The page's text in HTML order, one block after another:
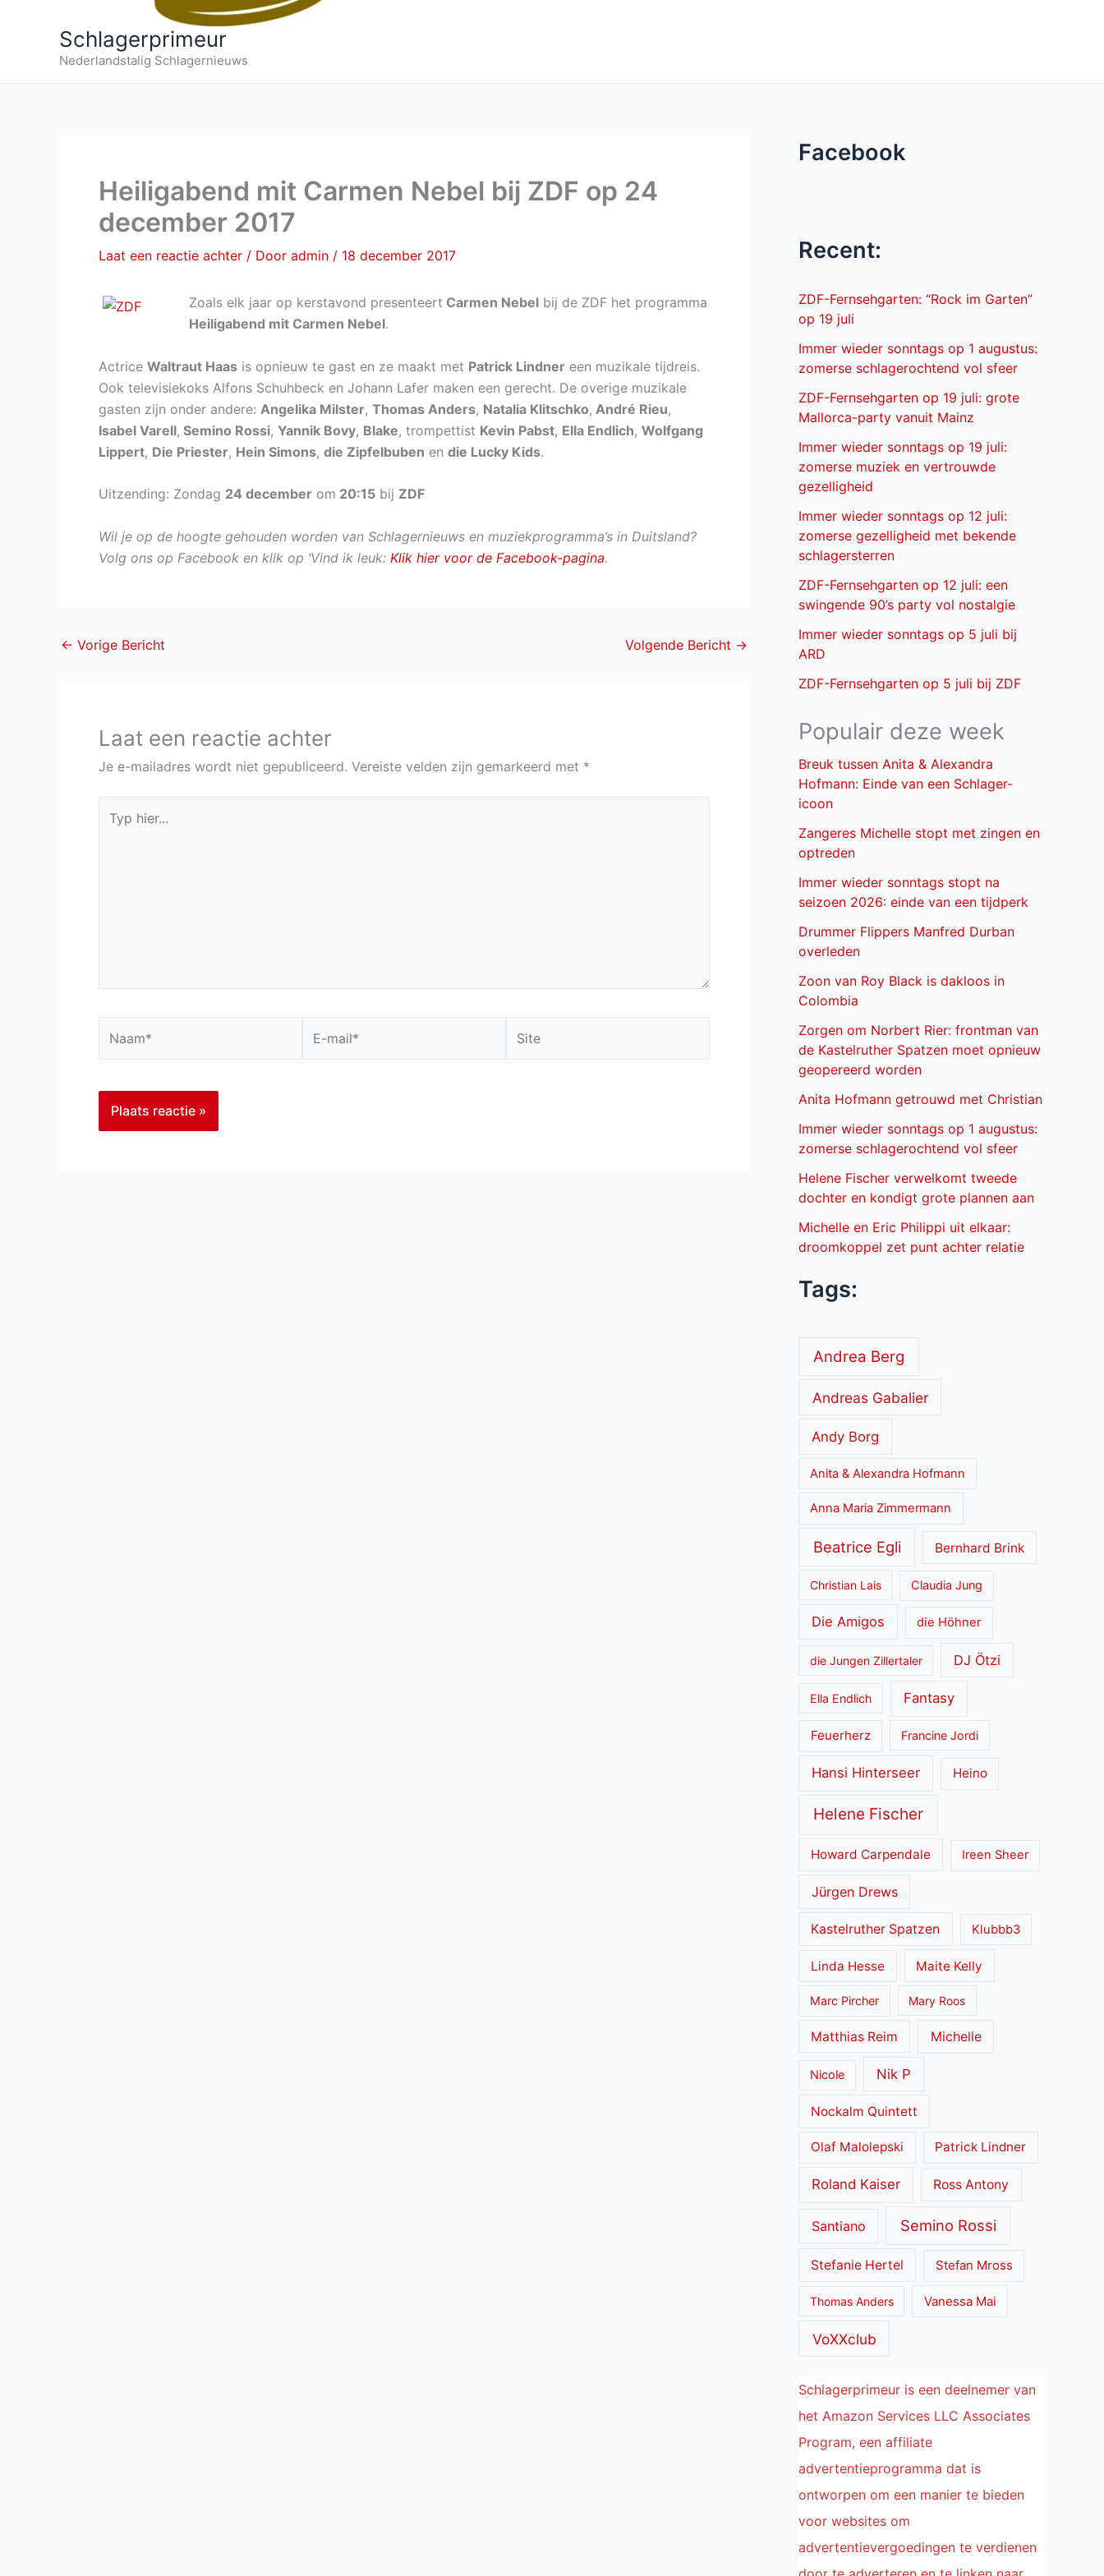
Schlagerprimeur
Nederlandstalig Schlagernieuws
Heiligabend mit Carmen Nebel bij ZDF op 24
december 2017
Laat een reactie achter / Door admin / 18 december 2017
Zoals elk jaar op kerstavond presenteert Carmen Nebel bij de ZDF het programma
Heiligabend mit Carmen Nebel.
Actrice Waltraut Haas is opnieuw te gast en ze maakt met Patrick Lindner een muzikale tijdreis.
Ook televisiekoks Alfons Schuhbeck en Johann Lafer maken een gerecht. De overige muzikale
gasten zijn onder andere: Angelika Milster, Thomas Anders, Natalia Klitschko, André Rieu,
Isabel Varell, Semino Rossi, Yannik Bovy, Blake, trompettist Kevin Pabst, Ella Endlich, Wolfgang
Lippert, Die Priester, Hein Simons, die Zipfelbuben en die Lucky Kids.
Uitzending: Zondag 24 december om 20:15 bij ZDF
Wil je op de hoogte gehouden worden van Schlagernieuws en muziekprogramma’s in Duitsland?
Volg ons op Facebook en klik op ‘Vind ik leuk: Klik hier voor de Facebook-pagina.
← Vorige Bericht Volgende Bericht →
Laat een reactie achter
Je e-mailadres wordt niet gepubliceerd. Vereiste velden zijn gemarkeerd met *
hier...
mail*
Facebook
Recent:
ZDF-Fernsehgarten: “Rock im Garten”
op 19 juli
Immer wieder sonntags op 1 augustus:
zomerse schlagerochtend vol sfeer
ZDF-Fernsehgarten op 19 juli: grote
Mallorca-party vanuit Mainz
Immer wieder sonntags op 19 juli:
zomerse muziek en vertrouwde
gezelligheid
Immer wieder sonntags op 12 juli:
zomerse gezelligheid met bekende
schlagersterren
ZDF-Fernsehgarten op 12 juli: een
swingende 90’s party vol nostalgie
Immer wieder sonntags op 5 juli bij
ARD
ZDF-Fernsehgarten op 5 juli bij ZDF
Populair deze week
Breuk tussen Anita & Alexandra
Hofmann: Einde van een Schlager-
icoon
Zangeres Michelle stopt met zingen en
optreden
Immer wieder sonntags stopt na
seizoen 2026: einde van een tijdperk
Drummer Flippers Manfred Durban
overleden
Zoon van Roy Black is dakloos in
Colombia
Zorgen om Norbert Rier: frontman van
de Kastelruther Spatzen moet opnieuw
geopereerd worden
Anita Hofmann getrouwd met Christian
Immer wieder sonntags op 1 augustus:
zomerse schlagerochtend vol sfeer
Helene Fischer verwelkomt tweede
dochter en kondigt grote plannen aan
Michelle en Eric Philippi uit elkaar:
droomkoppel zet punt achter relatie
Tags:
Andrea Berg
Andreas Gabalier
Andy Borg
Anita & Alexandra Hofmann
Anna Maria Zimmermann
Beatrice Egli Bernhard Brink
Christian Lais Claudia Jung
Die Amigos die Höhner
die Jungen Zillertaler DJ Ötzi
Ella Endlich Fantasy
Feuerherz Francine Jordi
Hansi Hinterseer Heino
Helene Fischer
Howard Carpendale Ireen Sheer
Jürgen Drews
Kastelruther Spatzen Klubbb3
Linda Hesse Maite Kelly
Marc Pircher Mary Roos
Matthias Reim Michelle
Nicole Nik P
Nockalm Quintett
Olaf Malolepski Patrick Lindner
Roland Kaiser Ross Antony
Santiano Semino Rossi
Stefanie Hertel Stefan Mross
Thomas Anders Vanessa Mai
VoXXclub
Schlagerprimeur is een deelnemer van
het Amazon Services LLC Associates
Program, een affiliate
advertentieprogramma dat is
ontworpen om een manier te bieden
voor websites om
advertentievergoedingen te verdienen